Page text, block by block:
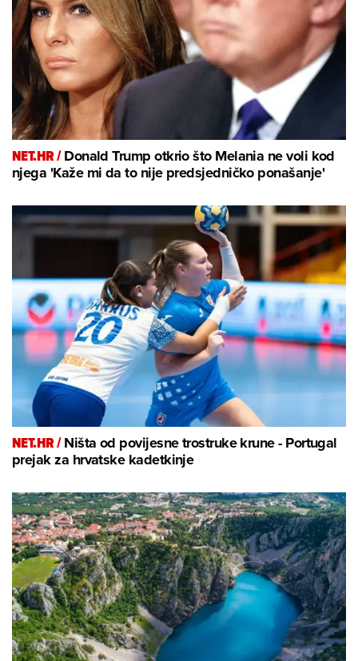
NET.HR /Donald Trump otkrio što Melania ne voli kod
njega 'Kaže mi da to nije predsjedničko ponašanje'
NET.HR /Ništa od povijesne trostruke krune - Portugal
prejak za hrvatske kadetkinje